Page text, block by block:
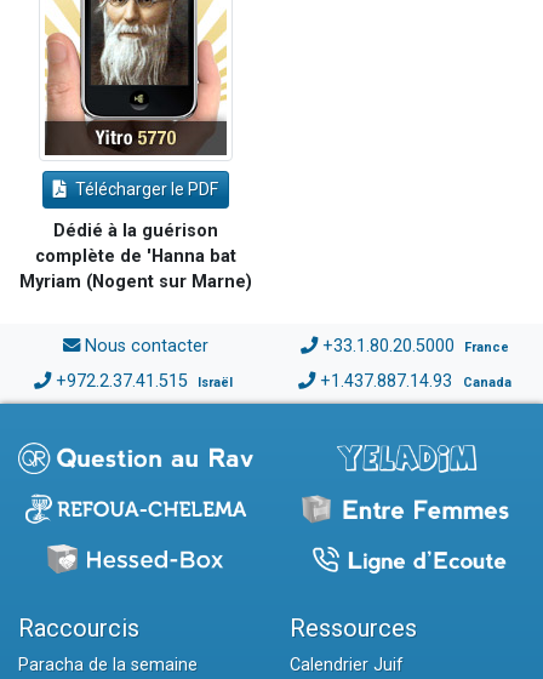
Télécharger le PDF
Dédié à la guérison
complète de 'Hanna bat
Myriam (Nogent sur Marne)
Nous contacter +33.1.80.20.5000 France
+972.2.37.41.515 Israël +1.437.887.14.93 Canada
Raccourcis
Paracha de la semaine
Ressources
Calendrier Juif